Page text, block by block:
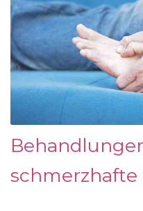
schmerzhafte